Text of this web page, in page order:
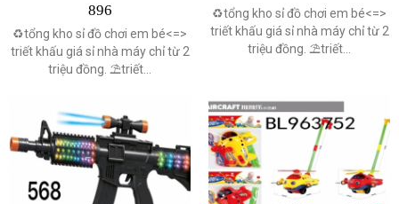
896
♻️tổng kho sỉ đồ chơi em bé<=>
triết khấu giá sỉ nhà máy chỉ từ 2
triệu đồng. ⛱triết...
♻️tổng kho sỉ đồ chơi em bé<=>
triết khấu giá sỉ nhà máy chỉ từ 2
triệu đồng. ⛱triết...